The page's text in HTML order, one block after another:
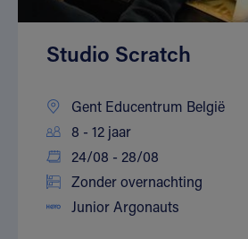
Studio Scratch
Gent Educentrum België
8 - 12 jaar
24/08 - 28/08
Zonder overnachting
Junior Argonauts